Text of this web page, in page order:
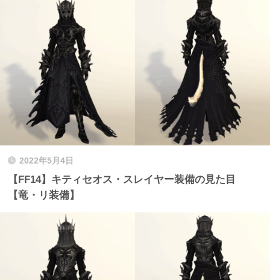
2022年5月4日
【FF14】キティセオス・スレイヤー装備の見た目
【竜・リ装備】